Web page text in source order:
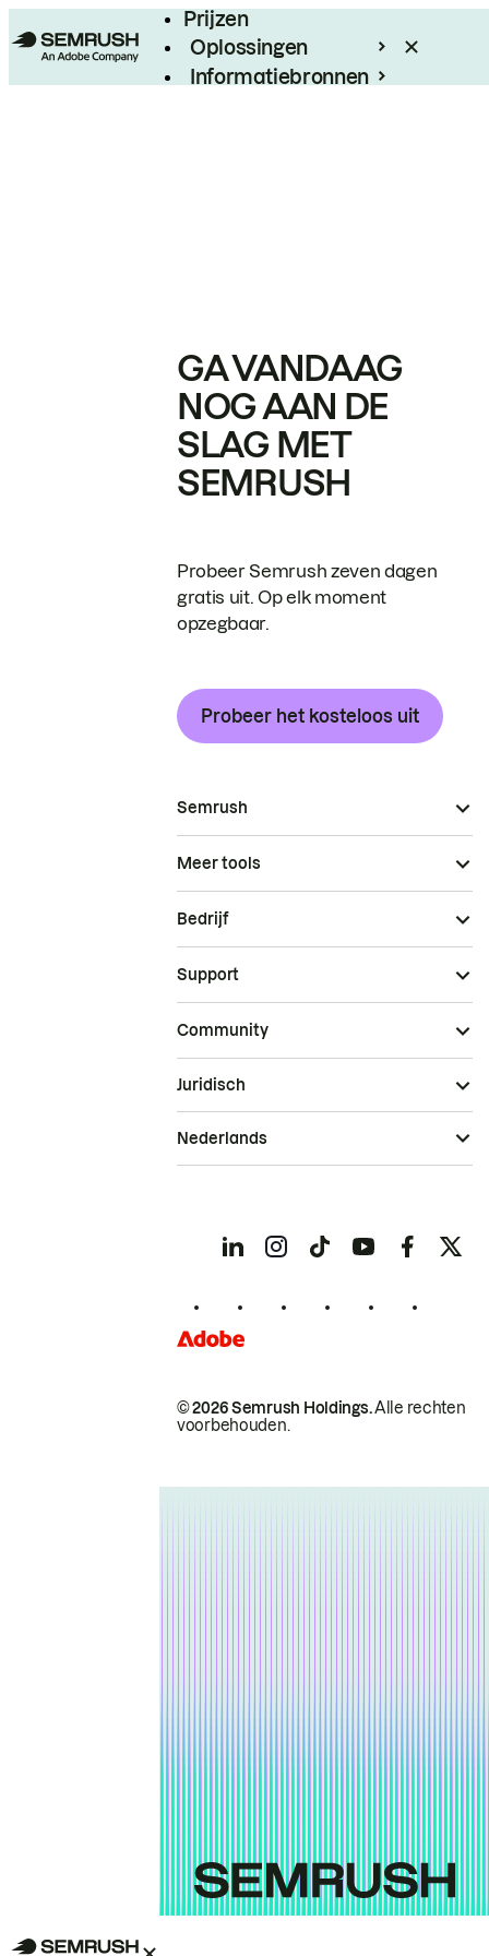
Prijzen
Oplossingen
Informatiebronnen
GA VANDAAG
NOG AAN DE
SLAG MET
SEMRUSH
Probeer Semrush zeven dagen
gratis uit. Op elk moment
opzegbaar.
Probeer het kosteloos uit
Semrush
Meer tools
Bedrijf
Support
Community
© 2026 Semrush Holdings.Alle rechten
voorbehouden.
Juridisch
Nederlands